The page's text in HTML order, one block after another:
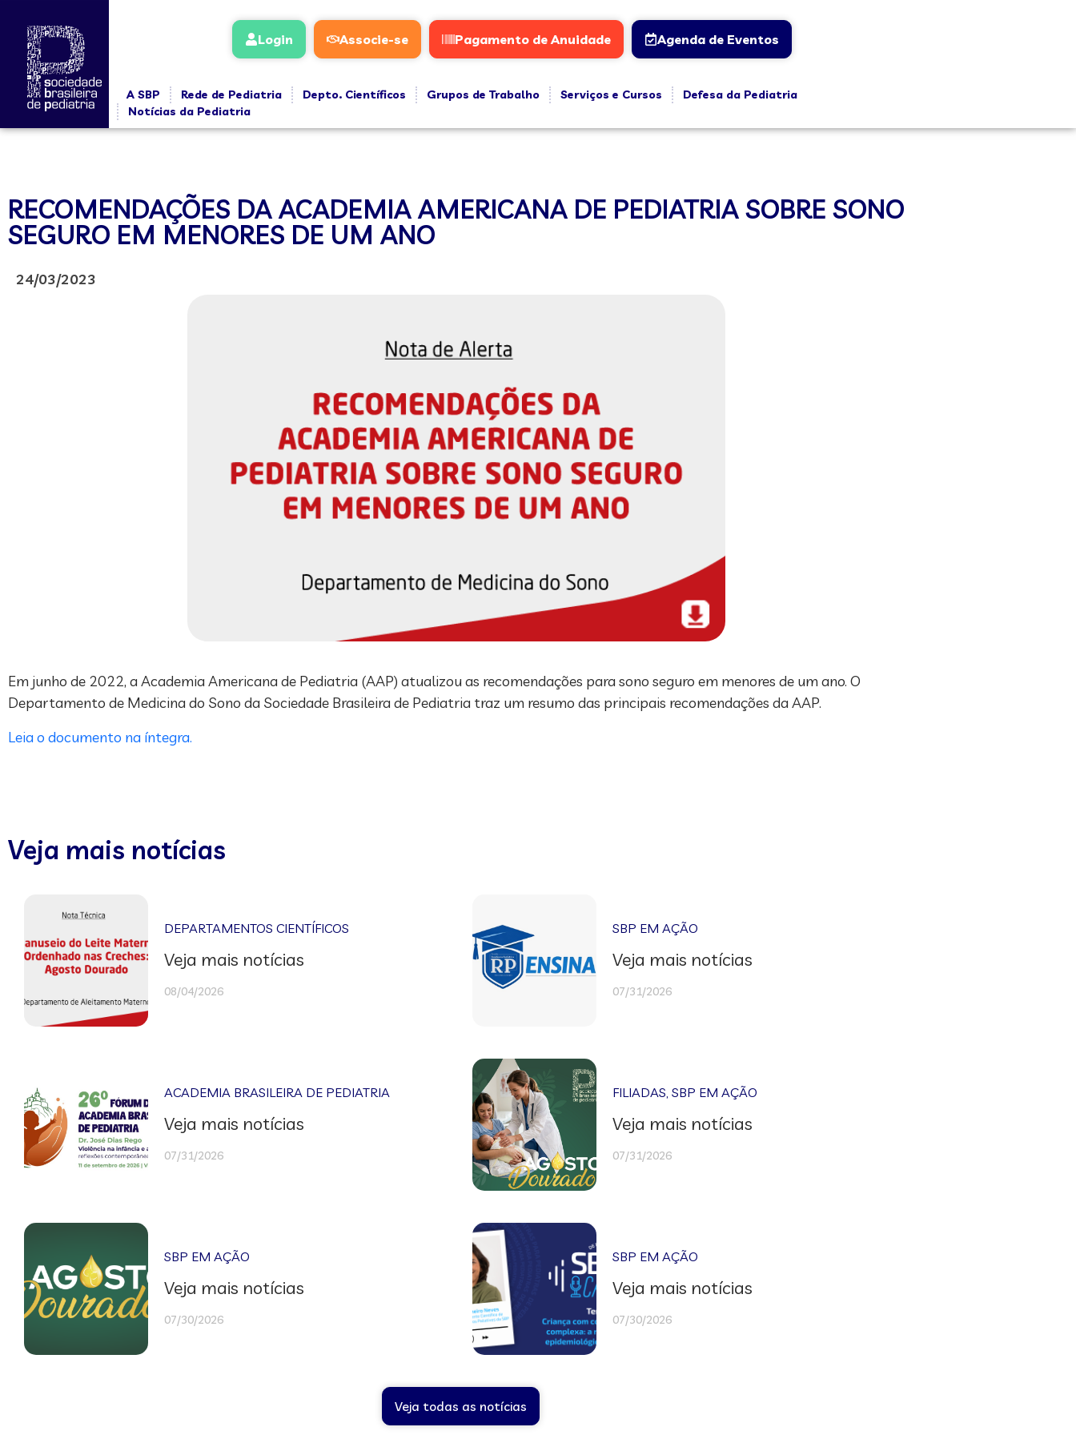
Login Associe-se Pagamento de Anuidade Agenda de Eventos
A SBP Rede de Pediatria Depto. Científicos Grupos de Trabalho Serviços e Cursos
Defesa da Pediatria
Notícias da Pediatria
RECOMENDAÇÕES DA ACADEMIA AMERICANA DE PEDIATRIA SOBRE SONO
SEGURO EM MENORES DE UM ANO
24/03/2023
Em junho de 2022, a Academia Americana de Pediatria (AAP) atualizou as recomendações para sono seguro em menores de um ano. O
Departamento de Medicina do Sono da Sociedade Brasileira de Pediatria traz um resumo das principais recomendações da AAP.
Leia o documento na íntegra.
Veja mais notícias
DEPARTAMENTOS CIENTÍFICOS
Veja mais notícias
08/04/2026
SBP EM AÇÃO
Veja mais notícias
07/31/2026
ACADEMIA BRASILEIRA DE PEDIATRIA
Veja mais notícias
07/31/2026
FILIADAS ,SBP EM AÇÃO
Veja mais notícias
07/31/2026
SBP EM AÇÃO
Veja mais notícias
07/30/2026
SBP EM AÇÃO
Veja mais notícias
07/30/2026
Veja todas as notícias